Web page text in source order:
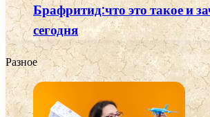
Брафритид:что это такое и
сегодня
Разное